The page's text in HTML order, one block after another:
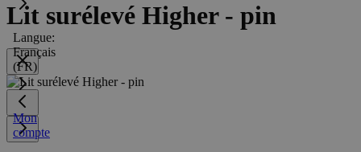
Langue:
Français
(FR)
Mon
compte
Lit surélevé Higher - pin